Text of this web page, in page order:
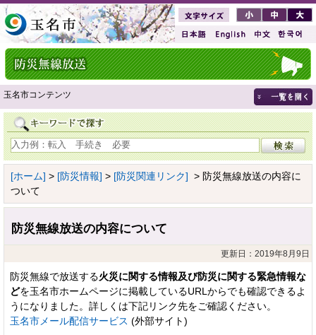
玉名市コンテンツ
[ホーム] > [防災情報] > [防災関連リンク] > 防災無線放送の内容に
ついて
防災無線放送の内容について
更新日：2019年8月9日
防災無線で放送する火災に関する情報及び防災に関する緊急情報な
どを玉名市ホームページに掲載しているURLからでも確認できるよ
うになりました。詳しくは下記リンク先をご確認ください。
玉名市メール配信サービス (外部サイト)